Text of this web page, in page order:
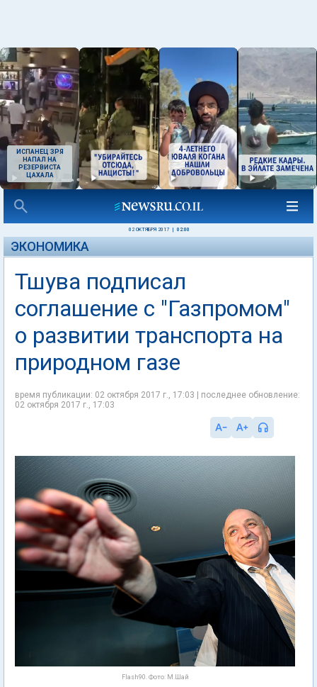
ИСПАНЕЦ ЗРЯ
НАПАЛ НА
РЕЗЕРВИСТА
ЦАХАЛА
02 ОКТЯБРЯ 2017 02:00
ЭКОНОМИКА
Тшува подписал
соглашение с "Газпромом"
о развитии транспорта на
природном газе
время публикации: 02 октября 2017 г., 17:03 | последнее обновление:
02 октября 2017 г., 17:03
Flash90. Фото: М.Шай